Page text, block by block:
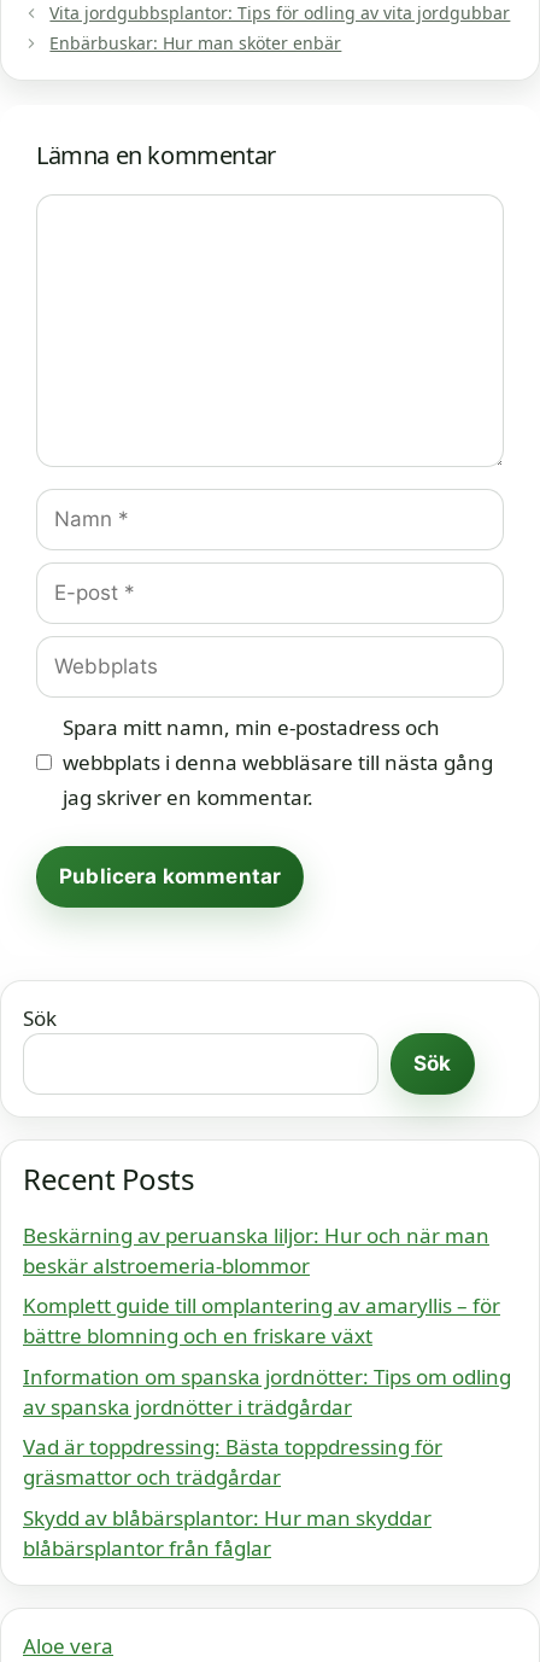
Vita jordgubbsplantor: Tips för odling av vita jordgubbar
Enbärbuskar: Hur man sköter enbär
Lämna en kommentar
Kommentar
Namn
E-
post
Webbplats
Spara mitt namn, min e-postadress och
webbplats i denna webbläsare till nästa gång
jag skriver en kommentar.
Sök
Sök
Recent Posts
Beskärning av peruanska liljor: Hur och när man
beskär alstroemeria-blommor
Komplett guide till omplantering av amaryllis – för
bättre blomning och en friskare växt
Information om spanska jordnötter: Tips om odling
av spanska jordnötter i trädgårdar
Vad är toppdressing: Bästa toppdressing för
gräsmattor och trädgårdar
Skydd av blåbärsplantor: Hur man skyddar
blåbärsplantor från fåglar
Aloe vera